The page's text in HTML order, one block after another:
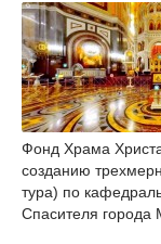
Фонд Храма
созданию
тура) по
Спасителя города